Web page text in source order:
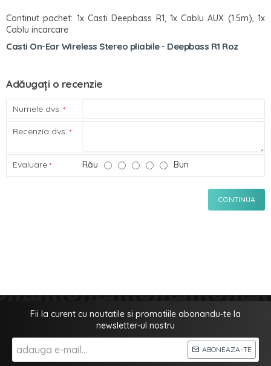
Continut pachet: 1x Casti Deepbass R1, 1x Cablu AUX (1.5m), 1x
Cablu incarcare
Casti On-Ear Wireless Stereo pliabile - Deepbass R1 Roz
Adăugați o recenzie
Numele dvs.
Recenzia dvs.
Evaluare Rău Bun
CONTINUA
Fii la curent cu noutatile si promotiile abonandu-te la
newsletter-ul nostru
ABONEAZA-TE